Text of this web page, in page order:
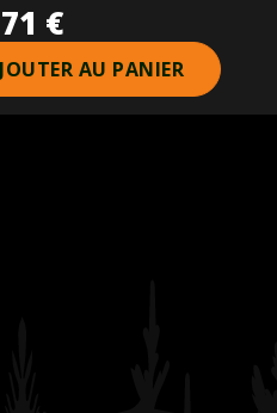
€
AU PANIER